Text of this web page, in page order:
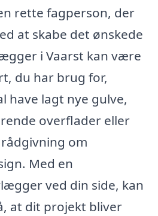
rette fagperson, der
at skabe det ønskede
i Vaarst kan være
du har brug for,
have lagt nye gulve,
overflader eller
om
Med en
ved din side, kan
at dit projekt bliver